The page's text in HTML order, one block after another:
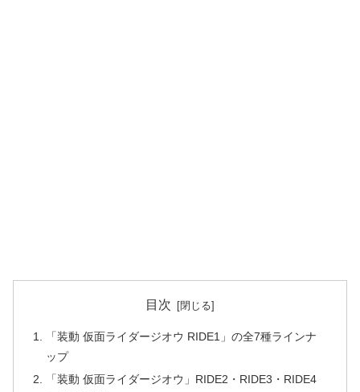
目次
「装動 仮面ライダージオウ RIDE1」の全7種ラインナ
ップ
「装動 仮面ライダージオウ」RIDE2・RIDE3・RIDE4